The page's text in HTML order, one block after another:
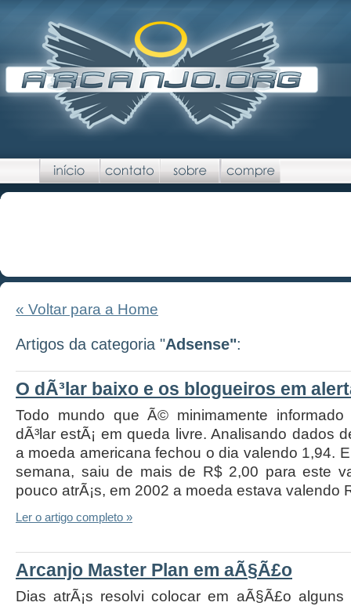
« Voltar para a Home
Artigos da categoria "Adsense":
O dÃ³lar baixo e os blogueiros em
Todo mundo que Ã© minimamente
dÃ³lar estÃ¡ em queda livre. Analisando dados
a moeda americana fechou o dia valendo 1,94.
semana, saiu de mais de R$ 2,00 para este
pouco atrÃ¡s, em 2002 a moeda estava valendo
Ler o artigo completo »
Arcanjo Master Plan em aÃ§Ã£o
Dias atrÃ¡s resolvi colocar em aÃ§Ã£o